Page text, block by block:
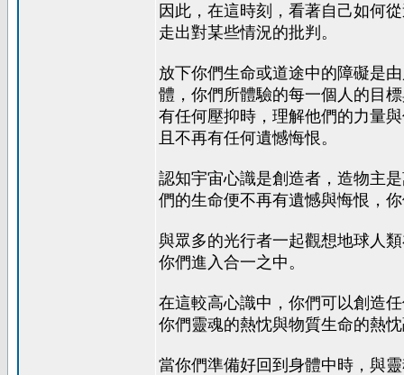
因此，在這時刻，看著自己如何
走出對某些情況的批判。
放下你們生命或道途中的障礙是
體，你們所體驗的每一個人的目
有任何壓抑時，理解他們的力量
且不再有任何遺憾悔恨。
認知宇宙心識是創造者，造物主
們的生命便不再有遺憾與悔恨，
與眾多的光行者一起觀想地球人
你們進入合一之中。
在這較高心識中，你們可以創造
你們靈魂的熱忱與物質生命的熱
當你們準備好回到身體中時，與